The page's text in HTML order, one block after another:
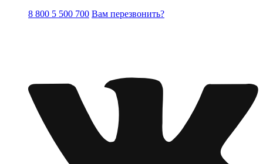
8 800 5 500 700 Вам перезвонить?